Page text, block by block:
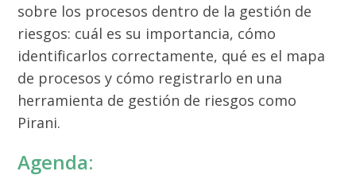
sobre los procesos dentro de la gestión de
riesgos: cuál es su importancia, cómo
identificarlos correctamente, qué es el mapa
de procesos y cómo registrarlo en una
herramienta de gestión de riesgos como
Pirani.
Agenda: